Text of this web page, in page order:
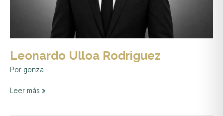
Leonardo Ulloa Rodriguez
Por gonza
Leer más »